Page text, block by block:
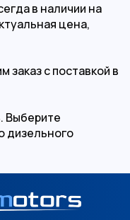
в наличии на
цена,
с поставкой в
Выберите
дизельного